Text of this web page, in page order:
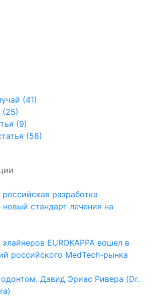
(41)
(25)
(9)
(58)
разработка
новый стандарт лечения на
EUROKAPPA вошел в
российского MedTech-рынка
Давид Эриас Ривера (Dr.